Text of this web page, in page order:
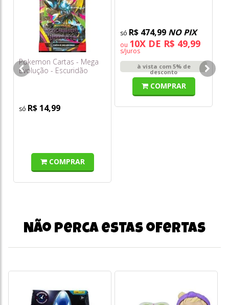
Pokemon Cartas - Mega
Evolução - Escuridão
Absoluta - Booster
R$ 14,99
COMPRAR
R$ 474,99 NO PIX
ou 10X DE R$ 49,99
s/juros
à vista com 5% de
desconto
COMPRAR
Não perca estas ofertas